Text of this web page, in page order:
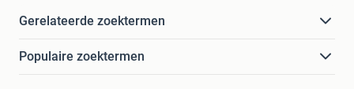
Gerelateerde zoektermen
Populaire zoektermen